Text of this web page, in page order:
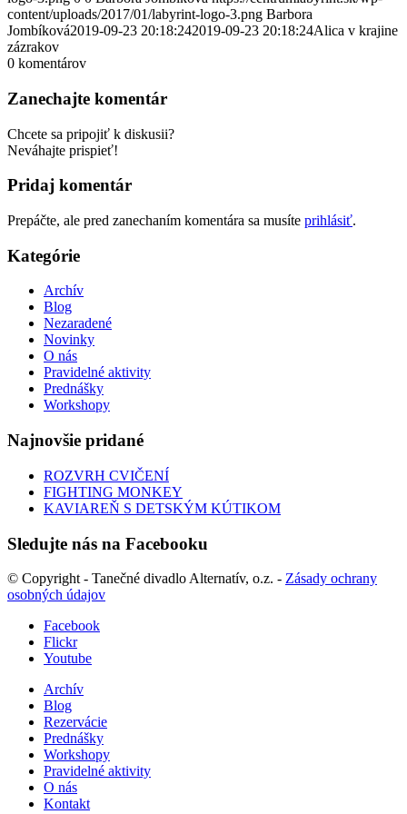
content/uploads/2017/01/labyrint-logo-3.png Barbora
Jombíková2019-09-23 20:18:242019-09-23 20:18:24Alica v krajine
zázrakov
0 komentárov
Zanechajte komentár
Chcete sa pripojiť k diskusii?
Neváhajte prispieť!
Pridaj komentár
Prepáčte, ale pred zanechaním komentára sa musíte prihlásiť.
Kategórie
Archív
Blog
Nezaradené
Novinky
O nás
Pravidelné aktivity
Prednášky
Workshopy
Najnovšie pridané
ROZVRH CVIČENÍ
FIGHTING MONKEY
KAVIAREŇ S DETSKÝM KÚTIKOM
Sledujte nás na Facebooku
© Copyright - Tanečné divadlo Alternatív, o.z. - Zásady ochrany
osobných údajov
Facebook
Flickr
Youtube
Archív
Blog
Rezervácie
Prednášky
Workshopy
Pravidelné aktivity
O nás
Kontakt